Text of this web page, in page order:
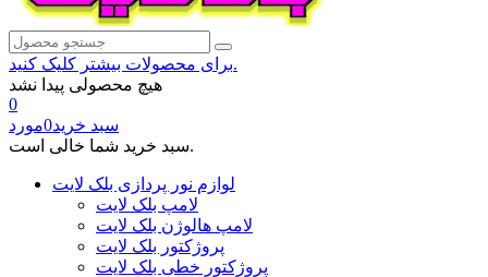
برای محصولات بیشتر کلیک کنید.
هیچ محصولی پیدا نشد
0
سبد خرید0مورد
سبد خرید شما خالی است.
لوازم نور پردازی بلک لایت
لامپ بلک لایت
لامپ هالوژن بلک لایت
پروژکتور بلک لایت
پروژکتور خطی بلک لایت